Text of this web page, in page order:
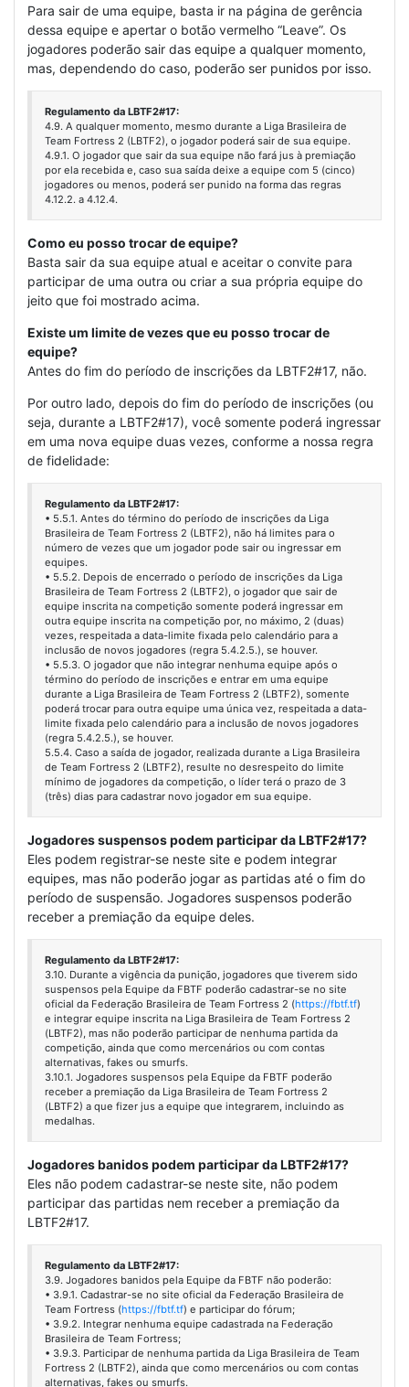
Para sair de uma equipe, basta ir na página de gerência
dessa equipe e apertar o botão vermelho “Leave”. Os
jogadores poderão sair das equipe a qualquer momento,
mas, dependendo do caso, poderão ser punidos por isso.
Regulamento da LBTF2#17:
4.9. A qualquer momento, mesmo durante a Liga Brasileira de
Team Fortress 2 (LBTF2), o jogador poderá sair de sua equipe.
4.9.1. O jogador que sair da sua equipe não fará jus à premiação
por ela recebida e, caso sua saída deixe a equipe com 5 (cinco)
jogadores ou menos, poderá ser punido na forma das regras
4.12.2. a 4.12.4.
Como eu posso trocar de equipe?
Basta sair da sua equipe atual e aceitar o convite para
participar de uma outra ou criar a sua própria equipe do
jeito que foi mostrado acima.
Existe um limite de vezes que eu posso trocar de
equipe?
Antes do fim do período de inscrições da LBTF2#17, não.
Por outro lado, depois do fim do período de inscrições (ou
seja, durante a LBTF2#17), você somente poderá ingressar
em uma nova equipe duas vezes, conforme a nossa regra
de fidelidade:
Regulamento da LBTF2#17:
• 5.5.1. Antes do término do período de inscrições da Liga
Brasileira de Team Fortress 2 (LBTF2), não há limites para o
número de vezes que um jogador pode sair ou ingressar em
equipes.
• 5.5.2. Depois de encerrado o período de inscrições da Liga
Brasileira de Team Fortress 2 (LBTF2), o jogador que sair de
equipe inscrita na competição somente poderá ingressar em
outra equipe inscrita na competição por, no máximo, 2 (duas)
vezes, respeitada a data-limite fixada pelo calendário para a
inclusão de novos jogadores (regra 5.4.2.5.), se houver.
• 5.5.3. O jogador que não integrar nenhuma equipe após o
término do período de inscrições e entrar em uma equipe
durante a Liga Brasileira de Team Fortress 2 (LBTF2), somente
poderá trocar para outra equipe uma única vez, respeitada a data-
limite fixada pelo calendário para a inclusão de novos jogadores
(regra 5.4.2.5.), se houver.
5.5.4. Caso a saída de jogador, realizada durante a Liga Brasileira
de Team Fortress 2 (LBTF2), resulte no desrespeito do limite
mínimo de jogadores da competição, o líder terá o prazo de 3
(três) dias para cadastrar novo jogador em sua equipe.
Jogadores suspensos podem participar da LBTF2#17?
Eles podem registrar-se neste site e podem integrar
equipes, mas não poderão jogar as partidas até o fim do
período de suspensão. Jogadores suspensos poderão
receber a premiação da equipe deles.
Regulamento da LBTF2#17:
3.10. Durante a vigência da punição, jogadores que tiverem sido
suspensos pela Equipe da FBTF poderão cadastrar-se no site
oficial da Federação Brasileira de Team Fortress 2 (https://fbtf.tf)
e integrar equipe inscrita na Liga Brasileira de Team Fortress 2
(LBTF2), mas não poderão participar de nenhuma partida da
competição, ainda que como mercenários ou com contas
alternativas, fakes ou smurfs.
3.10.1. Jogadores suspensos pela Equipe da FBTF poderão
receber a premiação da Liga Brasileira de Team Fortress 2
(LBTF2) a que fizer jus a equipe que integrarem, incluindo as
medalhas.
Jogadores banidos podem participar da LBTF2#17?
Eles não podem cadastrar-se neste site, não podem
participar das partidas nem receber a premiação da
LBTF2#17.
Regulamento da LBTF2#17:
3.9. Jogadores banidos pela Equipe da FBTF não poderão:
• 3.9.1. Cadastrar-se no site oficial da Federação Brasileira de
Team Fortress (https://fbtf.tf) e participar do fórum;
• 3.9.2. Integrar nenhuma equipe cadastrada na Federação
Brasileira de Team Fortress;
• 3.9.3. Participar de nenhuma partida da Liga Brasileira de Team
Fortress 2 (LBTF2), ainda que como mercenários ou com contas
alternativas, fakes ou smurfs.